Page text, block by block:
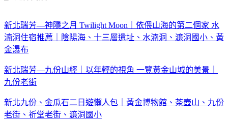
新北瑞芳—神隱之月 Twilight Moon｜依偎山海的第二個家 水
湳洞住宿推薦｜陰陽海、十三層遺址、水湳洞、濂洞國小、黃
金瀑布
新北瑞芳—九份山經｜以年輕的視角 一覽黃金山城的美景｜
九份老街
新北九份、金瓜石二日遊懶人包｜黃金博物館、茶壺山、九份
老街、祈堂老街、濂洞國小